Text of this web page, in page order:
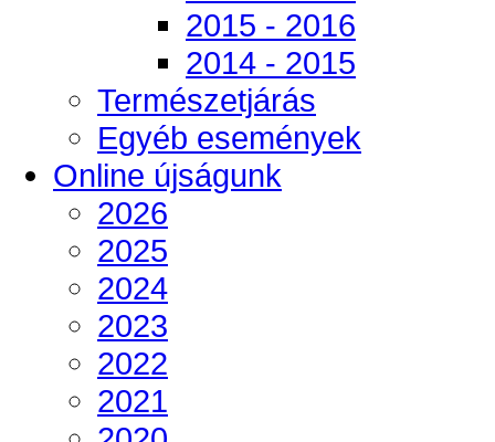
2015 - 2016
2014 - 2015
Természetjárás
Egyéb események
Online újságunk
2026
2025
2024
2023
2022
2021